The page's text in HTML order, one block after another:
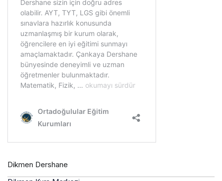
Dikmen Dershane